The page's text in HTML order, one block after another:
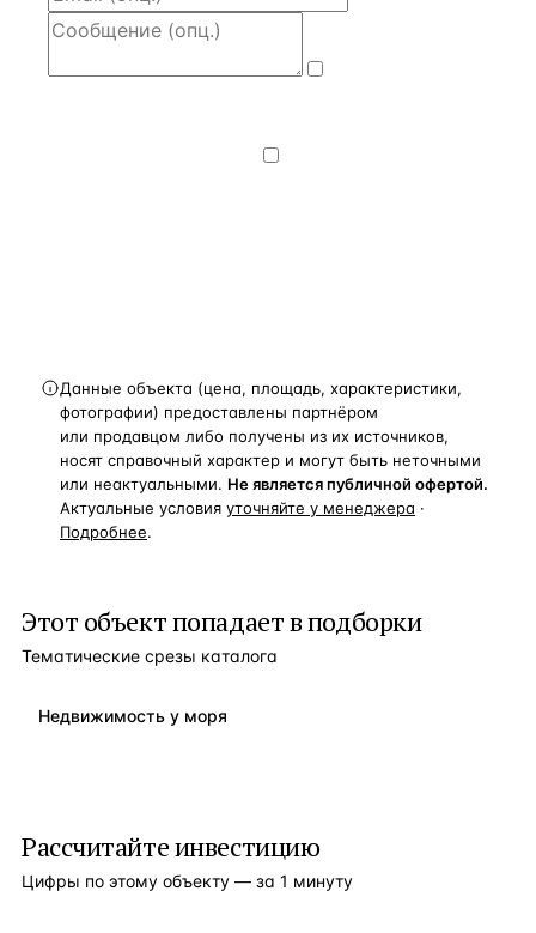
Данные объекта (цена, площадь, характеристики,
фотографии) предоставлены партнёром
или продавцом либо получены из их источников,
носят справочный характер и могут быть неточными
или неактуальными. Не является публичной офертой.
Актуальные условия уточняйте у менеджера ·
Подробнее.
Этот объект попадает в подборки
Тематические срезы каталога
Недвижимость у моря
Рассчитайте инвестицию
Цифры по этому объекту — за 1 минуту